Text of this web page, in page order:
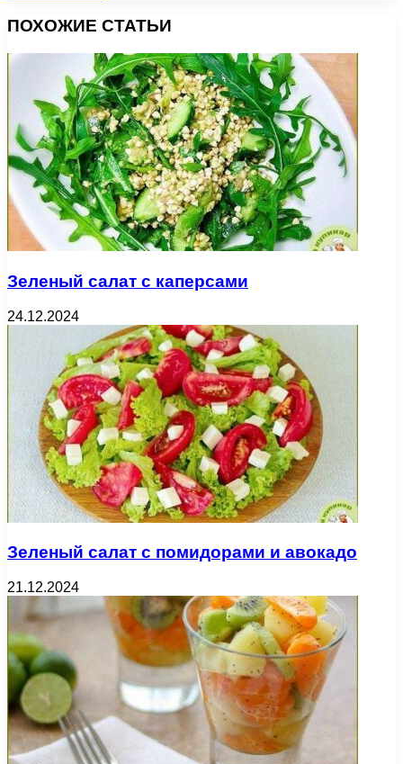
ПОХОЖИЕ СТАТЬИ
Зеленый салат с каперсами
24.12.2024
Зеленый салат с помидорами и авокадо
21.12.2024